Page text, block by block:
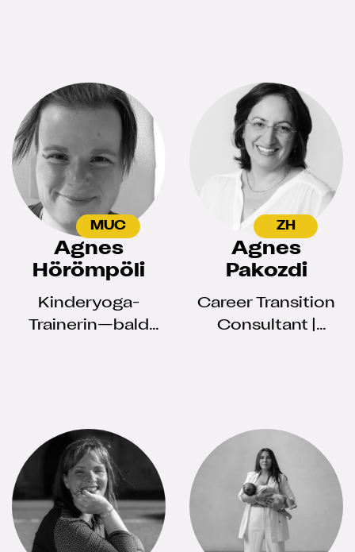
generation
projects
MUC
Agnes
Hörömpöli
Kinderyoga-
Trainerin—bald
ZH
Agnes
Pakozdi
Career Transition
Consultant |